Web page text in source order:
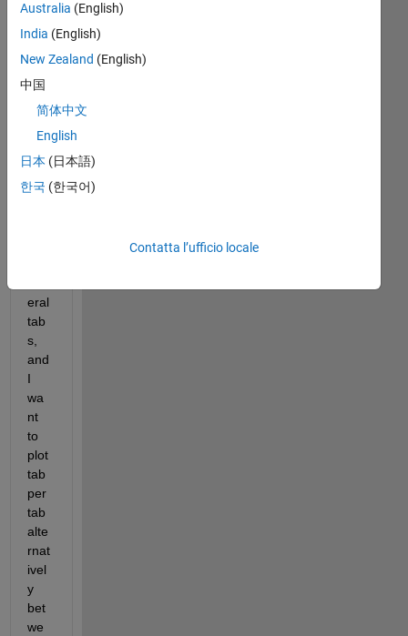
I
wa
two
figu
res,
ere
eac
eral
tab
s,
and
I
wa
nt
to
plot
tab
per
tab
alte
rnat
ivel
y
bet
we
Australia (English)
India (English)
New Zealand (English)
中国
简体中文
English
日本 (日本語)
한국 (한국어)
Contatta l’ufficio locale